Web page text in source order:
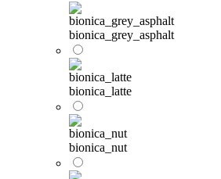
bionica_grey_asphalt
bionica_latte
bionica_nut